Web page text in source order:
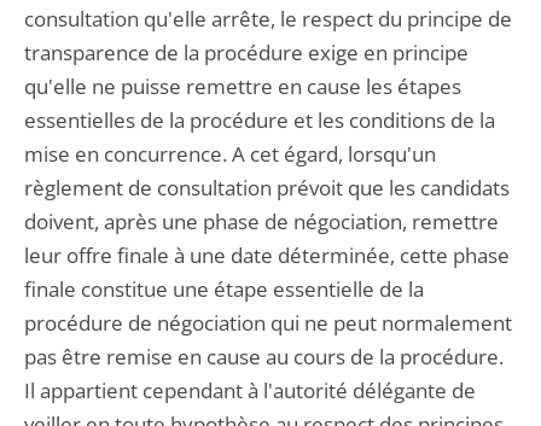
consultation qu'elle arrête, le respect du principe de
transparence de la procédure exige en principe
qu'elle ne puisse remettre en cause les étapes
essentielles de la procédure et les conditions de la
mise en concurrence. A cet égard, lorsqu'un
règlement de consultation prévoit que les candidats
doivent, après une phase de négociation, remettre
leur offre finale à une date déterminée, cette phase
finale constitue une étape essentielle de la
procédure de négociation qui ne peut normalement
pas être remise en cause au cours de la procédure.
Il appartient cependant à l'autorité délégante de